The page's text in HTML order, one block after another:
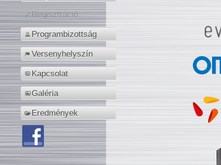
Regisztráció
Programbizottság
Versenyhelyszín
Kapcsolat
Galéria
Eredmények